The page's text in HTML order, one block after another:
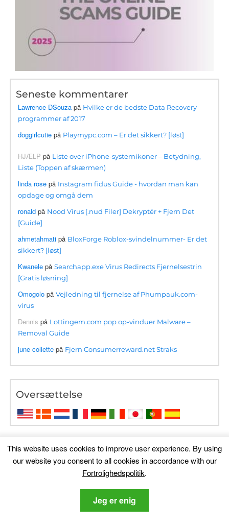
Seneste kommentarer
Lawrence DSouza på Hvilke er de bedste Data Recovery
programmer af 2017
doggirlcutie på Playmypc.com – Er det sikkert? [løst]
HJÆLP på Liste over iPhone-systemikoner – Betydning,
Liste (Toppen af ​​skærmen)
linda rose på Instagram fidus Guide - hvordan man kan
opdage og omgå dem
ronald på Nood Virus [.nud Filer] Dekryptér + Fjern Det
[Guide]
ahmetahmati på BloxForge Roblox-svindelnummer- Er det
sikkert? [løst]
Kwanele påSearchapp.exe Virus Redirects Fjernelsestrin
[Gratis løsning]
Omogolo påVejledning til fjernelse af Phumpauk.com-
virus
Dennis på Lottingem.com pop op-vinduer Malware –
Removal Guide
june collette på Fjern Consumerreward.net Straks
Oversættelse
This website uses cookies to improve user experience. By using
our website you consent to all cookies in accordance with our
Fortrolighedspolitik.
Jeg er enig